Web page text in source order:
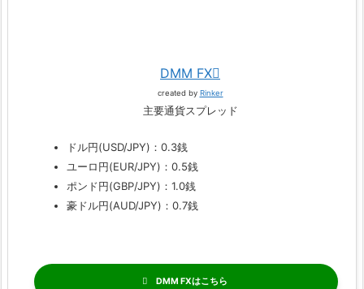
DMM FX
created by Rinker
主要通貨スプレッド
ドル円(USD/JPY)：0.3銭
ユーロ円(EUR/JPY)：0.5銭
ポンド円(GBP/JPY)：1.0銭
豪ドル円(AUD/JPY)：0.7銭
DMM FX